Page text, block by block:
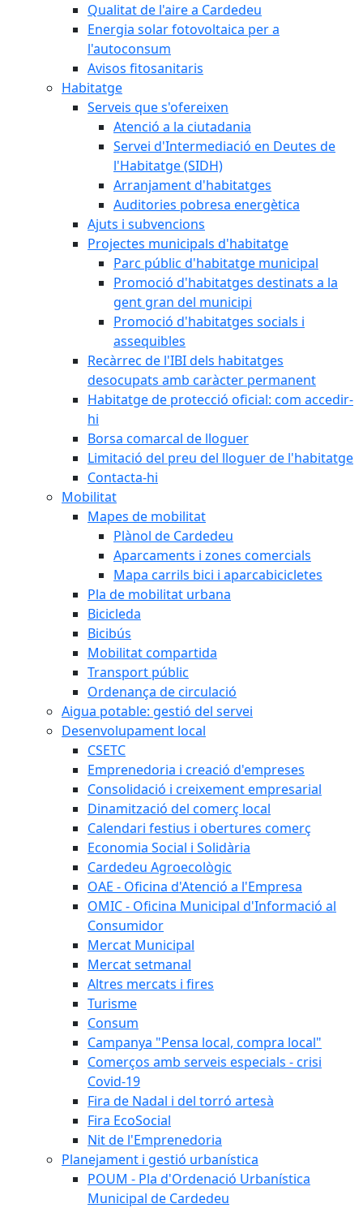
Qualitat de l'aire a Cardedeu
Energia solar fotovoltaica per a
l'autoconsum
Avisos fitosanitaris
Habitatge
Serveis que s'ofereixen
Atenció a la ciutadania
Servei d'Intermediació en Deutes de
l'Habitatge (SIDH)
Arranjament d'habitatges
Auditories pobresa energètica
Ajuts i subvencions
Projectes municipals d'habitatge
Parc públic d'habitatge municipal
Promoció d'habitatges destinats a la
gent gran del municipi
Promoció d'habitatges socials i
assequibles
Recàrrec de l'IBI dels habitatges
desocupats amb caràcter permanent
Habitatge de protecció oficial: com accedir-
hi
Borsa comarcal de lloguer
Limitació del preu del lloguer de l'habitatge
Contacta-hi
Mobilitat
Mapes de mobilitat
Plànol de Cardedeu
Aparcaments i zones comercials
Mapa carrils bici i aparcabicicletes
Pla de mobilitat urbana
Bicicleda
Bicibús
Mobilitat compartida
Transport públic
Ordenança de circulació
Aigua potable: gestió del servei
Desenvolupament local
CSETC
Emprenedoria i creació d'empreses
Consolidació i creixement empresarial
Dinamització del comerç local
Calendari festius i obertures comerç
Economia Social i Solidària
Cardedeu Agroecològic
OAE - Oficina d'Atenció a l'Empresa
OMIC - Oficina Municipal d'Informació al
Consumidor
Mercat Municipal
Mercat setmanal
Altres mercats i fires
Turisme
Consum
Campanya "Pensa local, compra local"
Comerços amb serveis especials - crisi
Covid-19
Fira de Nadal i del torró artesà
Fira EcoSocial
Nit de l'Emprenedoria
Planejament i gestió urbanística
POUM - Pla d'Ordenació Urbanística
Municipal de Cardedeu